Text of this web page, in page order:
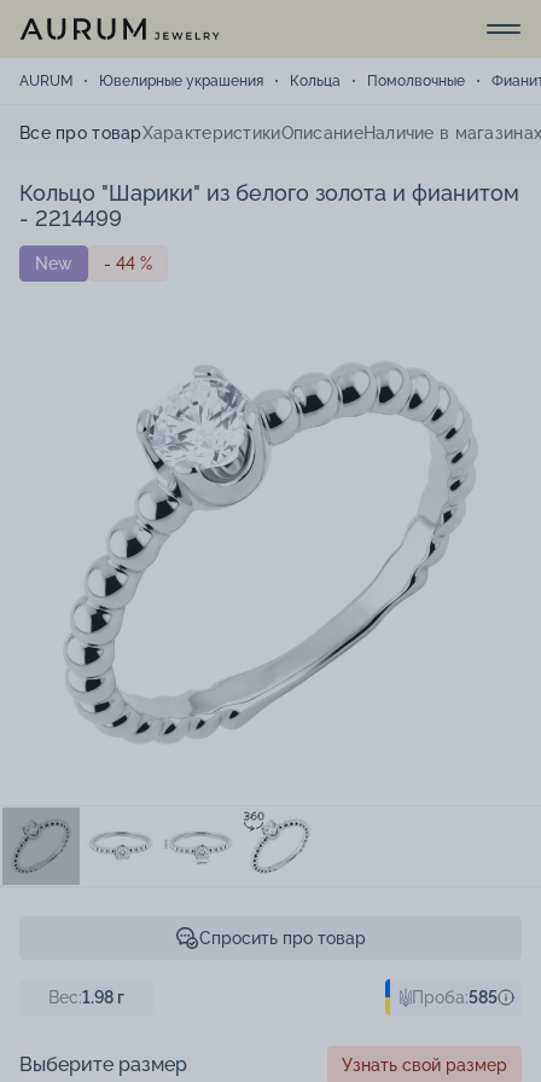
AURUM Ювелирные украшения Кольца Помолвочные
Все про товарХарактеристикиОписаниеНаличие в
Кольцо "Шарики" из белого золота и фианитом
- 2214499
New - 44 %
Спросить про товар
Вес:1.98 г Проба:585
Выберите размер Узнать свой размер